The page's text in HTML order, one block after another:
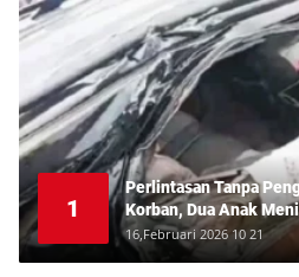
1
Perlintasan Tanpa
Korban, Dua Anak
Deli
16,Februari 2026 10 21